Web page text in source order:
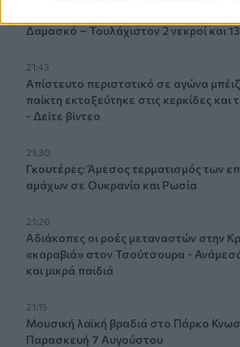
Δαμασκό – Τουλάχιστον 2 νεκροί και
21:43
Απίστευτο περιστατικό σε αγώνα
παίκτη εκτοξεύτηκε στις κερκίδες και
- Δείτε βίντεο
21:30
Γκουτέρες: Άμεσος τερματισμός των
αμάχων σε Ουκρανία και Ρωσία
21:26
Αδιάκοπες οι ροές μεταναστών στην
«καραβιά» στον Τσούτσουρα - Ανάμεσά
και μικρά παιδιά
21:15
Μουσική λαϊκή βραδιά στο Πάρκο
Παρασκευή 7 Αυγούστου